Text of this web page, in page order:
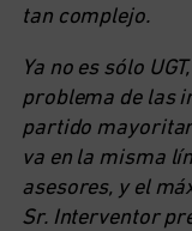
tan complejo.
Ya no es sólo
problema de las
partido
va en la misma
asesores, y el
Sr. Interventor